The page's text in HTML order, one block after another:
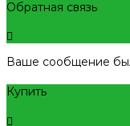
Обратная связь
Ваше сообщение
Купить